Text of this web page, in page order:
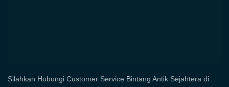
Silahkan Hubungi Customer Service Bintang Antik Sejahtera di